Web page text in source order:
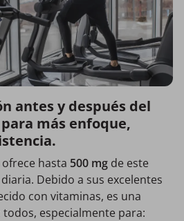
antes y después del
más enfoque,
ofrece hasta 500 mg de este
Debido a sus excelentes
con vitaminas, es una
especialmente para: